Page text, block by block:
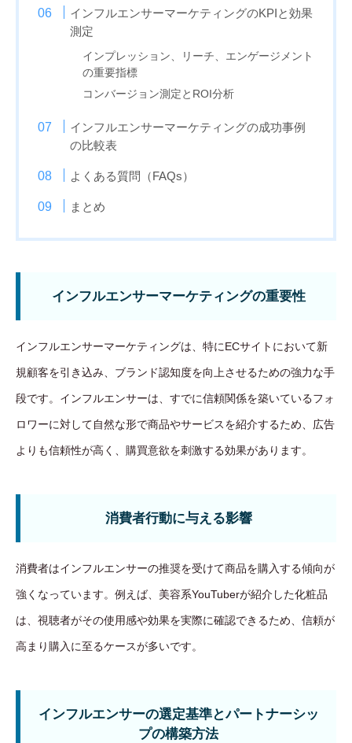
インフルエンサーマーケティングのKPIと効果
測定
インプレッション、リーチ、エンゲージメント
の重要指標
コンバージョン測定とROI分析
インフルエンサーマーケティングの成功事例
の比較表
よくある質問（FAQs）
まとめ
インフルエンサーマーケティングの重要性
インフルエンサーマーケティングは、特にECサイトにおいて新
規顧客を引き込み、ブランド認知度を向上させるための強力な手
段です。インフルエンサーは、すでに信頼関係を築いているフォ
ロワーに対して自然な形で商品やサービスを紹介するため、広告
よりも信頼性が高く、購買意欲を刺激する効果があります。
消費者行動に与える影響
消費者はインフルエンサーの推奨を受けて商品を購入する傾向が
強くなっています。例えば、美容系YouTuberが紹介した化粧品
は、視聴者がその使用感や効果を実際に確認できるため、信頼が
高まり購入に至るケースが多いです。
インフルエンサーの選定基準とパートナーシッ
プの構築方法